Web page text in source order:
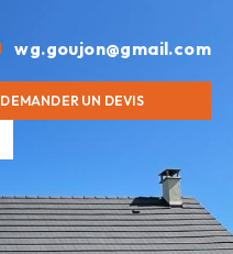
wg.goujon@gmail.com
DEMANDER UN DEVIS